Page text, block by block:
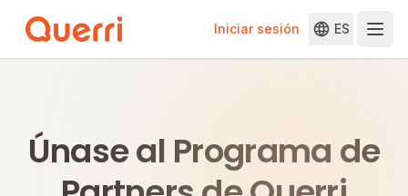
Iniciar sesión ES
Únase al Programa de